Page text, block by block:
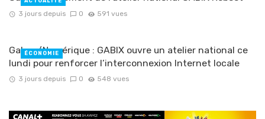
3 jours depuis 0 591 vues
Gabon/Numérique : GABIX ouvre un atelier national ce
lundi pour renforcer l’interconnexion Internet locale
3 jours depuis 0 548 vues
ÉCONOMIE